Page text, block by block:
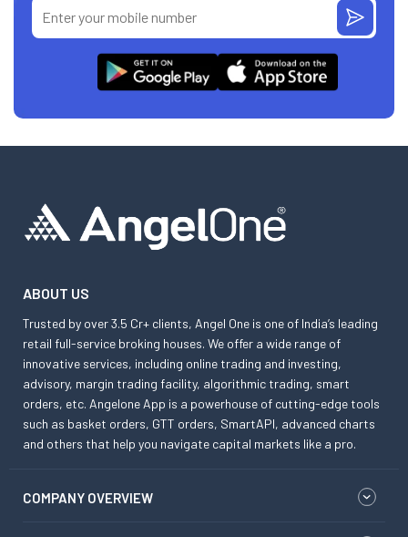
ABOUT US
Trusted by over 3.5 Cr+ clients, Angel One is one of India’s leading
retail full-service broking houses. We offer a wide range of
innovative services, including online trading and investing,
advisory, margin trading facility, algorithmic trading, smart
orders, etc. Angelone App is a powerhouse of cutting-edge tools
such as basket orders, GTT orders, SmartAPI, advanced charts
and others that help you navigate capital markets like a pro.
COMPANY OVERVIEW